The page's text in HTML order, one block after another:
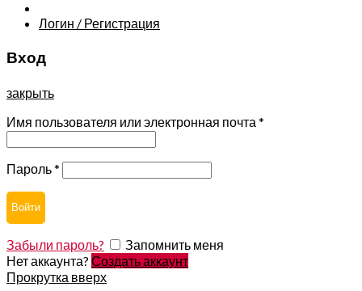
Логин / Регистрация
Вход
закрыть
Имя пользователя или электронная почта *
Пароль*
Войти
Забыли пароль?
Запомнить меня
Нет аккаунта? Создать аккаунт
Прокрутка вверх